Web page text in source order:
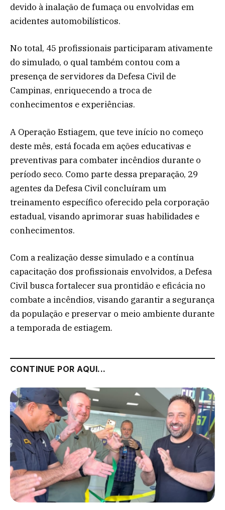
devido à inalação de fumaça ou envolvidas em
acidentes automobilísticos.
No total, 45 profissionais participaram ativamente
do simulado, o qual também contou com a
presença de servidores da Defesa Civil de
Campinas, enriquecendo a troca de
conhecimentos e experiências.
A Operação Estiagem, que teve início no começo
deste mês, está focada em ações educativas e
preventivas para combater incêndios durante o
período seco. Como parte dessa preparação, 29
agentes da Defesa Civil concluíram um
treinamento específico oferecido pela corporação
estadual, visando aprimorar suas habilidades e
conhecimentos.
Com a realização desse simulado e a contínua
capacitação dos profissionais envolvidos, a Defesa
Civil busca fortalecer sua prontidão e eficácia no
combate a incêndios, visando garantir a segurança
da população e preservar o meio ambiente durante
a temporada de estiagem.
CONTINUE POR AQUI...